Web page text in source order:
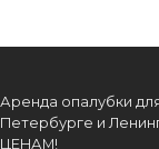
Аренда опалубки
Петербурге и
ЦЕНАМ!